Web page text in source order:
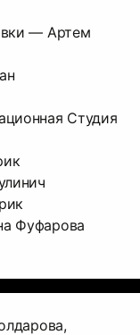
— Артем
Студия
Фуфарова